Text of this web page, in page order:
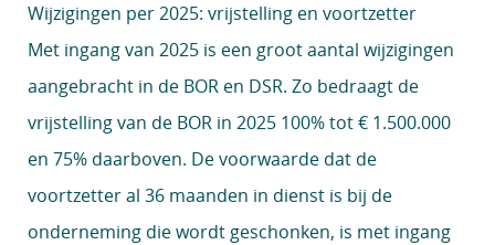
Wijzigingen per 2025: vrijstelling en voortzetter
Met ingang van 2025 is een groot aantal wijzigingen
aangebracht in de BOR en DSR. Zo bedraagt de
vrijstelling van de BOR in 2025 100% tot € 1.500.000
en 75% daarboven. De voorwaarde dat de
voortzetter al 36 maanden in dienst is bij de
onderneming die wordt geschonken, is met ingang